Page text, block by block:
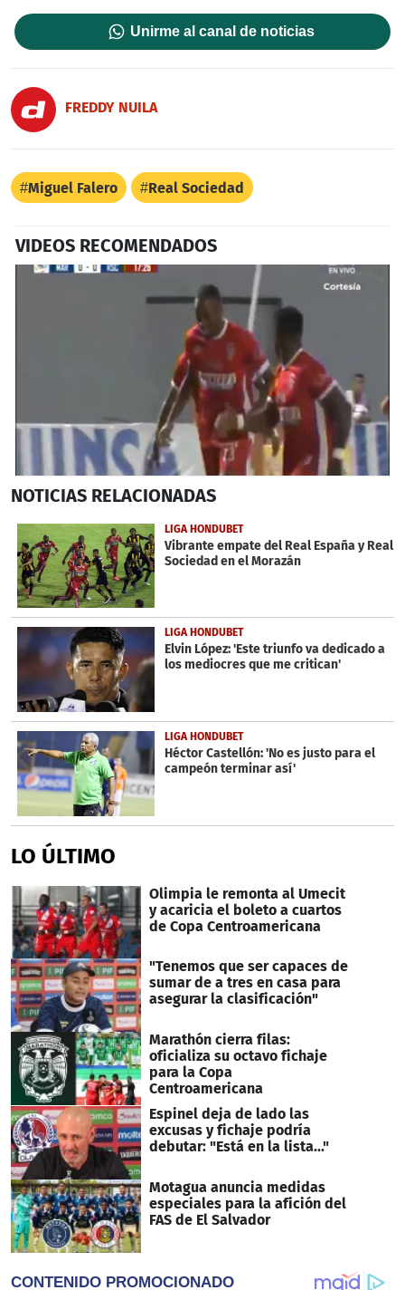
Unirme al canal de noticias
FREDDY NUILA
Miguel Falero Real Sociedad
VIDEOS RECOMENDADOS
seconds
1
minute,
42
seconds
NOTICIAS RELACIONADAS
LIGA HONDUBET
Vibrante empate del Real España y Real
Sociedad en el Morazán
LIGA HONDUBET
Elvin López: 'Este triunfo va dedicado a
los mediocres que me critican'
LIGA HONDUBET
Héctor Castellón: 'No es justo para el
campeón terminar así'
LO ÚLTIMO
Olimpia le remonta al Umecit
y acaricia el boleto a cuartos
de Copa Centroamericana
"Tenemos que ser capaces de
sumar de a tres en casa para
asegurar la clasificación"
Marathón cierra filas:
oficializa su octavo fichaje
para la Copa
Centroamericana
Espinel deja de lado las
excusas y fichaje podría
debutar: "Está en la lista..."
Motagua anuncia medidas
especiales para la afición del
FAS de El Salvador